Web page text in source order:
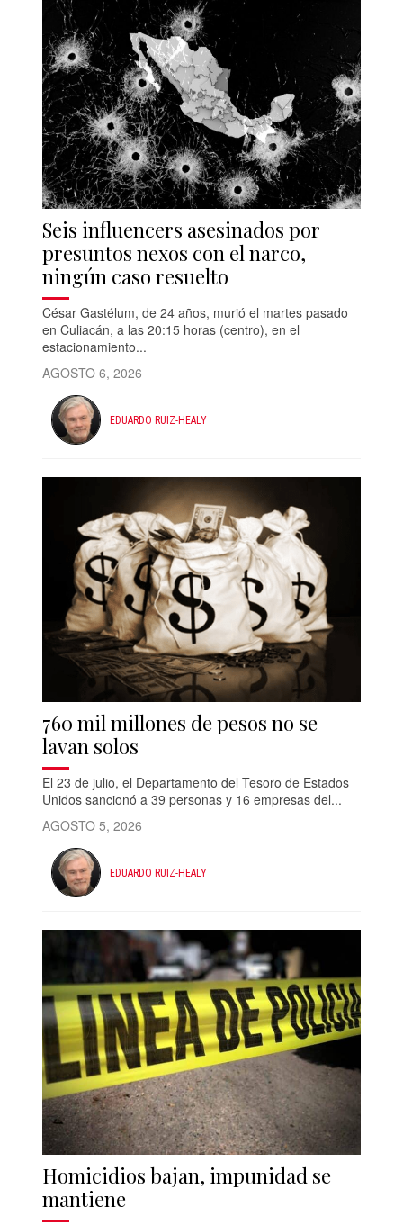
Seis influencers asesinados por
presuntos nexos con el narco,
ningún caso resuelto
César Gastélum, de 24 años, murió el martes pasado
en Culiacán, a las 20:15 horas (centro), en el
estacionamiento...
AGOSTO 6, 2026
EDUARDO RUIZ-HEALY
760 mil millones de pesos no se
lavan solos
El 23 de julio, el Departamento del Tesoro de Estados
Unidos sancionó a 39 personas y 16 empresas del...
AGOSTO 5, 2026
EDUARDO RUIZ-HEALY
Homicidios bajan, impunidad se
mantiene